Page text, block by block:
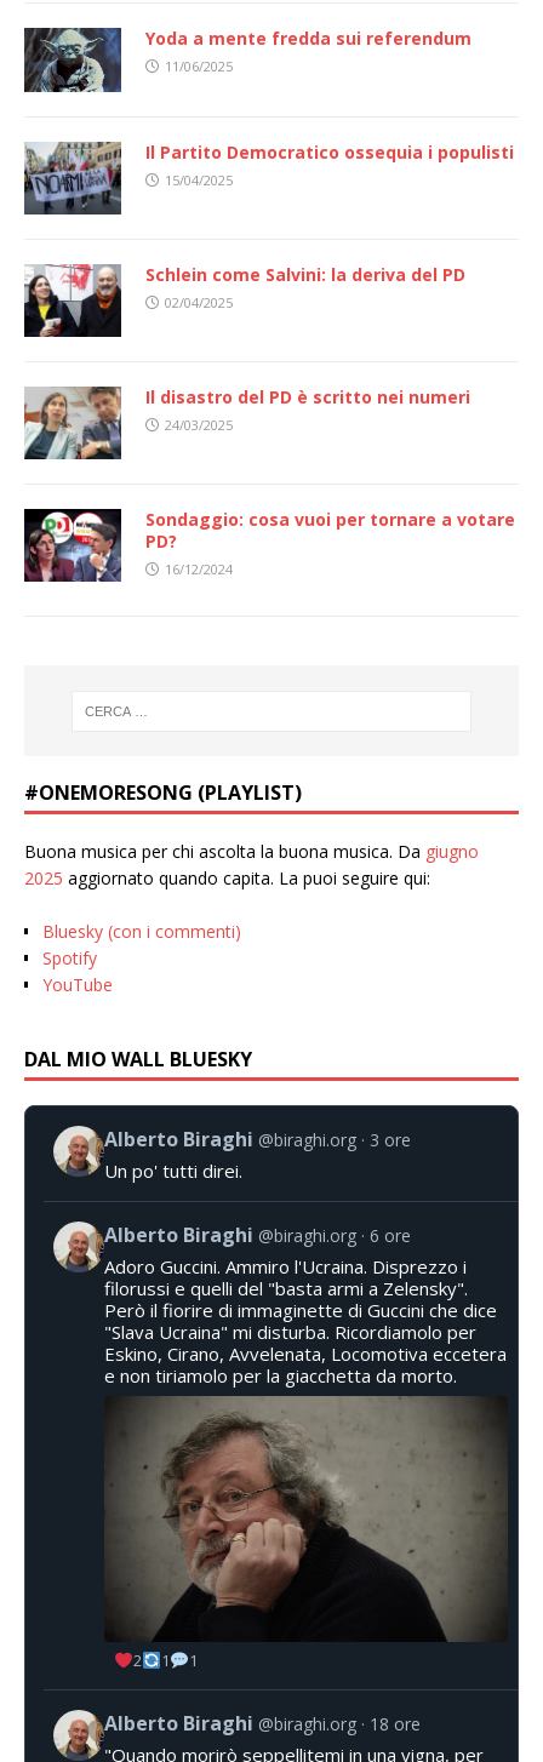
Yoda a mente fredda sui referendum
11/06/2025
Il Partito Democratico ossequia i populisti
15/04/2025
Schlein come Salvini: la deriva del PD
02/04/2025
Il disastro del PD è scritto nei numeri
24/03/2025
Sondaggio: cosa vuoi per tornare a votare
PD?
16/12/2024
#ONEMORESONG (PLAYLIST)
Buona musica per chi ascolta la buona musica. Da giugno
2025 aggiornato quando capita. La puoi seguire qui:
Bluesky (con i commenti)
Spotify
YouTube
DAL MIO WALL BLUESKY
Alberto Biraghi @biraghi.org 3 ore
Un po' tutti direi.
Alberto Biraghi @biraghi.org 6 ore
Adoro Guccini. Ammiro l'Ucraina. Disprezzo i
filorussi e quelli del "basta armi a Zelensky".
Però il fiorire di immaginette di Guccini che dice
"Slava Ucraina" mi disturba. Ricordiamolo per
Eskino, Cirano, Avvelenata, Locomotiva eccetera
e non tiriamolo per la giacchetta da morto.
2 1 1
Alberto Biraghi @biraghi.org 18 ore
"Quando morirò seppellitemi in una vigna, per